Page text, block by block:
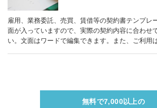
雇用、業務委託、売買、賃借等の契約書テンプレ
面が入っていますので、実際の契約内容に合わせ
い。文面はワードで編集できます。また、ご利用
無料で7,000以上の